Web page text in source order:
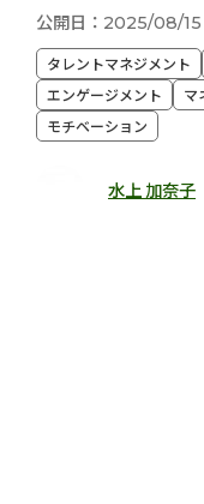
公開日：2025/08/15
タレントマネジメント
エンゲージメント
マ
モチベーション
水上 加奈子